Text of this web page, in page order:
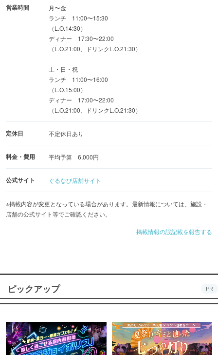
営業時間
月〜金
ランチ 11:00〜15:30
（L.O.14:30）
ディナー 17:30〜22:00
（L.O.21:00、ドリンクL.O.21:30）
土・日・祝
ランチ 11:00〜16:00
（L.O.15:00）
ディナー 17:00〜22:00
（L.O.21:00、ドリンクL.O.21:30）
定休日 不定休日あり
料金・費用 平均予算 6,000円
公式サイト ぐるなび店舗サイト
※掲載内容が変更となっている場合があります。最新情報については、施設・
店舗の公式サイト等でご確認ください。
掲載情報の誤記載を報告する
ピックアップ PR